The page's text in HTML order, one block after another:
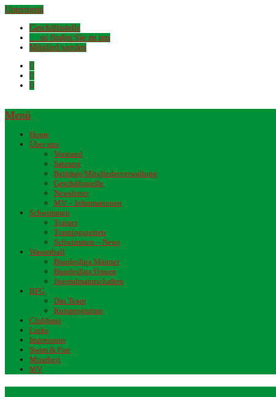
Untermenü
Geschäftsstelle
… so finden Sie zu uns
Mitglied werden
Menü
Home
Über uns
Vorstand
Satzung
Beiträge/Mitgliederverwaltung
Geschäftsstelle
Newsletter
MV – Informationen
Schwimmen
Trainer
Trainingszeiten
Schwimmen – News
Wasserball
Bundesliga Männer
Bundesliga Frauen
Jugendmannschaften
BFG
Das Team
Kursprogramm
Clubhaus
Links
Impressum
Swim & Fun
Mitarbeit
MV